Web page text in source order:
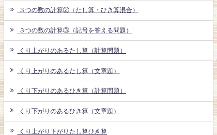
３つの数の計算②（たし算・ひき算混合）
３つの数の計算③（記号を答える問題）
くり上がりのあるたし算（計算問題）
くり上がりのあるたし算（文章題）
くり下がりのあるひき算（計算問題）
くり下がりのあるひき算（文章題）
くり上がり下がりたし算ひき算